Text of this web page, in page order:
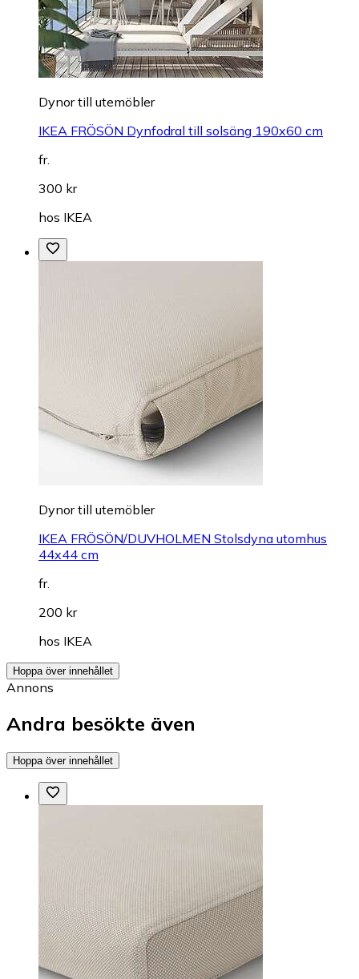
Dynor till utemöbler
IKEA FRÖSÖN Dynfodral till solsäng 190x60 cm
fr.
300 kr
hos IKEA
Dynor till utemöbler
IKEA FRÖSÖN/DUVHOLMEN Stolsdyna utomhus
44x44 cm
fr.
200 kr
hos IKEA
Hoppa över innehållet
Annons
Andra besökte även
Hoppa över innehållet